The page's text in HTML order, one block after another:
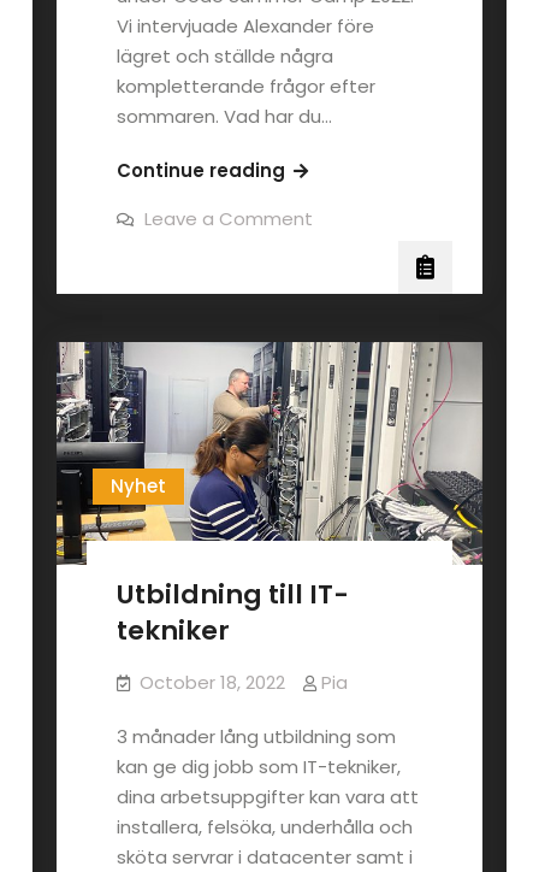
Vi intervjuade Alexander före
lägret och ställde några
kompletterande frågor efter
sommaren. Vad har du…
Continue readingAlexander
många
kompisar
Code
Summer
Camp
Leave a Commenton
nya
Code
Summer
Camp
Nyhet
Utbildning till IT-
tekniker
October 18, 2022 Pia
3 månader lång utbildning som
kan ge dig jobb som IT-tekniker,
dina arbetsuppgifter kan vara att
installera, felsöka, underhålla och
sköta servrar i datacenter samt i